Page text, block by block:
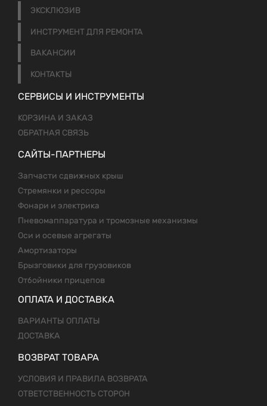
ЭКСКЛЮЗИВ
ИНСТРУМЕНТ ДЛЯ РЕМОНТА
ВАКАНСИИ
КОНТАКТЫ
СЕРВИСЫ И ИНСТРУМЕНТЫ
КОРЗИНА И ЗАКАЗ
ОБРАТНАЯ СВЯЗЬ
САЙТЫ-ПАРТНЕРЫ
Запчасти сдвижных крыш
Стремянки и рессоры
Фонари и электрика
Пневомаппаратура и тромозные механизмы
Оси и осевые агрегаты
Амортизаторы
Брызговики для грузовиков
Отбойники прицепов
ОПЛАТА И ДОСТАВКА
ВАРИАНТЫ ОПЛАТЫ
ДОСТАВКА
ВОЗВРАТ ТОВАРА
УСЛОВИЯ И ПРАВИЛА ВОЗВРАТА
ОТВЕТСТВЕННОСТЬ СТОРОН